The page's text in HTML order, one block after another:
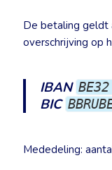
De betaling geldt
overschrijving op
IBAN
BIC
Mededeling: